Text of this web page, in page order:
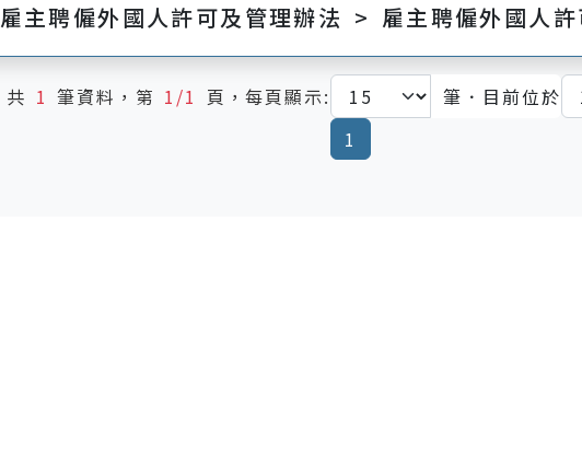
雇主聘僱外國人許可及管理辦法 > 雇主聘僱外國人許
共 1筆資料，第 1/1 頁，每頁顯示: 筆．目前位於
1